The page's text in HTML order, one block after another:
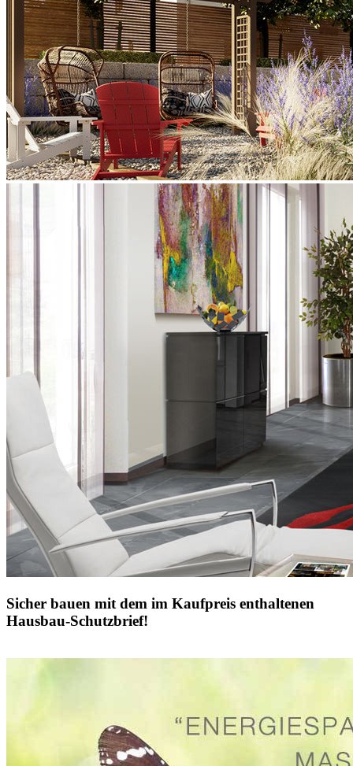
Sicher bauen mit dem im Kaufpreis enthaltenen
Hausbau-Schutzbrief!